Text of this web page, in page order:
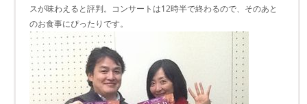
スが味わえると評判。コンサートは12時半で終わるので、そのあと
のお食事にぴったりです。